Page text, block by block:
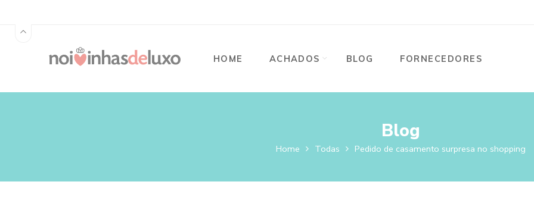
HOME ACHADOS BLOG FORNECEDORES
Blog
Home Todas Pedido de casamento surpresa no shopping